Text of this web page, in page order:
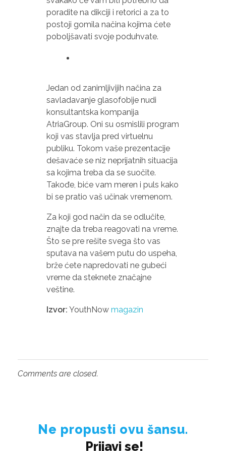
poradite na dikciji i retorici a za to
postoji gomila načina kojima ćete
poboljšavati svoje poduhvate.
Jedan od zanimljivijih načina za
savladavanje glasofobije nudi
konsultantska kompanija
AtriaGroup. Oni su osmislili program
koji vas stavlja pred virtuelnu
publiku. Tokom vaše prezentacije
dešavaće se niz neprijatnih situacija
sa kojima treba da se suočite.
Takođe, biće vam meren i puls kako
bi se pratio vaš učinak vremenom.
Za koji god način da se odlučite,
znajte da treba reagovati na vreme.
Što se pre rešite svega što vas
sputava na vašem putu do uspeha,
brže ćete napredovati ne gubeći
vreme da steknete značajne
veštine.
Izvor: YouthNow magazin
Comments are closed.
Ne propusti ovu šansu.
Prijavi se!